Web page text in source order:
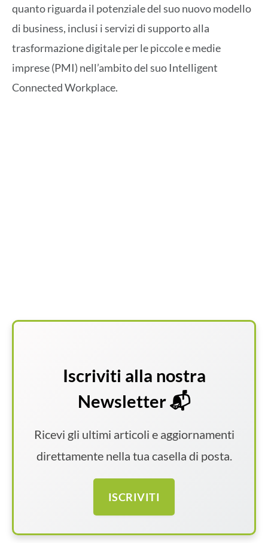
quanto riguarda il potenziale del suo nuovo modello
di business, inclusi i servizi di supporto alla
trasformazione digitale per le piccole e medie
imprese (PMI) nell’ambito del suo Intelligent
Connected Workplace.
Iscriviti alla nostra
Newsletter 📬
Ricevi gli ultimi articoli e aggiornamenti
direttamente nella tua casella di posta.
ISCRIVITI